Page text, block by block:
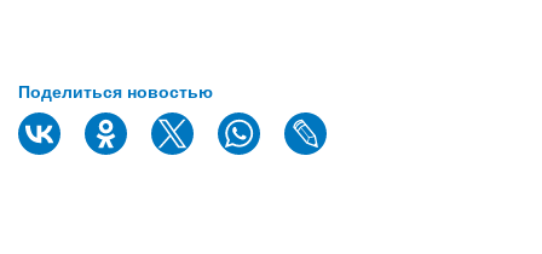
Поделиться новостью